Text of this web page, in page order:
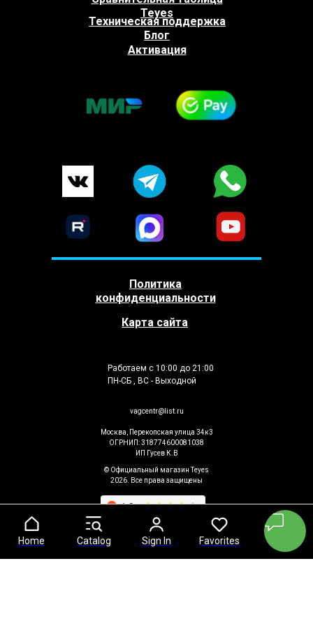
Home Catalog Sign In Favorites
Home Catalog Sign In Favorites
Москва, Перекопская улица 34к3
ОГРНИП: 318774600081038
ИП Гусев К.В
vagcentr@list.ru
© Официальный магазин Teyes
2026. Все права защищены
Работаем с 10:00 до 21:00
ПН-СБ , ВС - Выходной
Политика
конфиденциальности
Карта сайта
Teyes
Блог
Техническая поддержка
Активация